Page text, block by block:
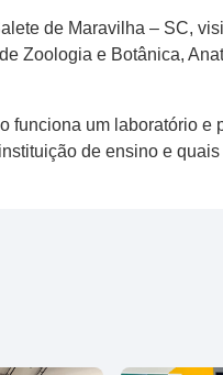
de Maravilha – SC,
Zoologia e Botânica,
funciona um laboratório e
de ensino e